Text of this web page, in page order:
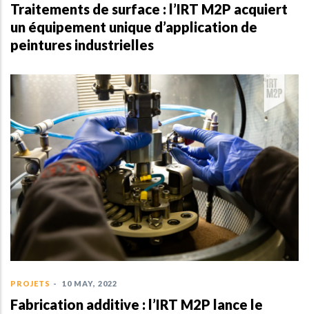
Traitements de surface : l’IRT M2P acquiert
un équipement unique d’application de
peintures industrielles
PROJETS - 10 MAY, 2022
Fabrication additive : l’IRT M2P lance le